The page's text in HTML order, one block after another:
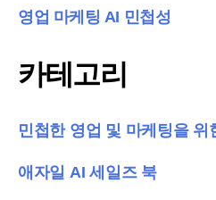
영업 마케팅 AI 민첩성
카테고리
민첩한 영업 및 마케팅을 위
애자일 AI 세일즈 북